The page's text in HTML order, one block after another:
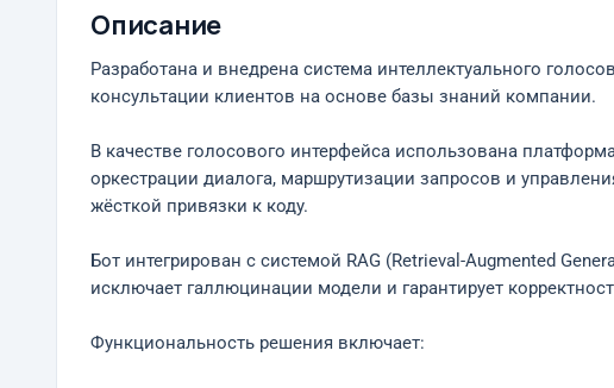
Описание
Разработана и внедрена система интеллектуального
консультации клиентов на основе базы знаний компании.
В качестве голосового интерфейса использована
оркестрации диалога, маршрутизации запросов и
жёсткой привязки к коду.
Бот интегрирован с системой RAG (Retrieval-Augmented
исключает галлюцинации модели и гарантирует
Функциональность решения включает: